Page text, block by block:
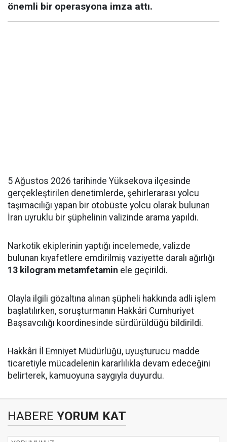
önemli bir operasyona imza attı.
5 Ağustos 2026 tarihinde Yüksekova ilçesinde
gerçekleştirilen denetimlerde, şehirlerarası yolcu
taşımacılığı yapan bir otobüste yolcu olarak bulunan
İran uyruklu bir şüphelinin valizinde arama yapıldı.
Narkotik ekiplerinin yaptığı incelemede, valizde
bulunan kıyafetlere emdirilmiş vaziyette daralı ağırlığı
13 kilogram metamfetamin ele geçirildi.
Olayla ilgili gözaltına alınan şüpheli hakkında adli işlem
başlatılırken, soruşturmanın Hakkâri Cumhuriyet
Başsavcılığı koordinesinde sürdürüldüğü bildirildi.
Hakkâri İl Emniyet Müdürlüğü, uyuşturucu madde
ticaretiyle mücadelenin kararlılıkla devam edeceğini
belirterek, kamuoyuna saygıyla duyurdu.
HABERE YORUM KAT